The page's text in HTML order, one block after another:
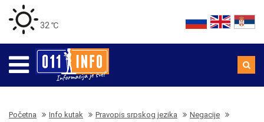
32 ℃
Početna Info kutak Pravopis srpskog jezika Negacije